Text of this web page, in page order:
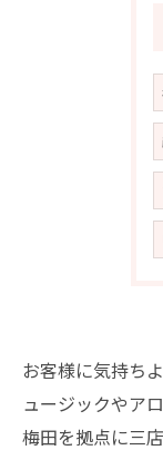
お客様に気持ち
ュージックやア
梅田を拠点に三